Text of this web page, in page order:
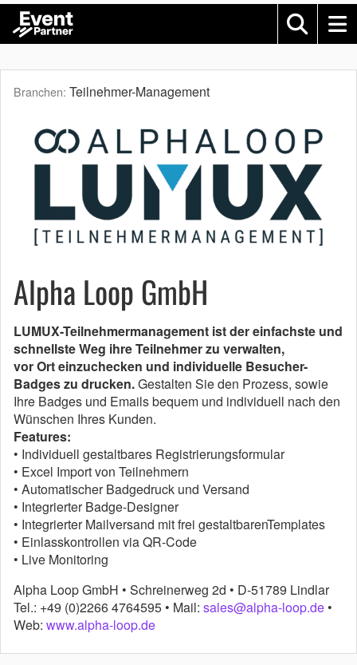
Branchen: Teilnehmer-Management
Alpha Loop GmbH
LUMUX-Teilnehmermanagement ist der einfachste und
schnellste Weg ihre Teilnehmer zu verwalten,
vor Ort einzuchecken und individuelle Besucher-
Badges zu drucken.Gestalten Sie den Prozess, sowie
Ihre Badges und Emails bequem und individuell nach den
Wünschen Ihres Kunden.
Features:
• Individuell gestaltbares Registrierungsformular
• Excel Import von Teilnehmern
• Automatischer Badgedruck und Versand
• Integrierter Badge-Designer
• Integrierter Mailversand mit frei gestaltbarenTemplates
• Einlasskontrollen via QR-Code
• Live Monitoring
Alpha Loop GmbH • Schreinerweg 2d • D-51789 Lindlar
Tel.: +49 (0)2266 4764595 • Mail: sales@alpha-loop.de •
Web: www.alpha-loop.de